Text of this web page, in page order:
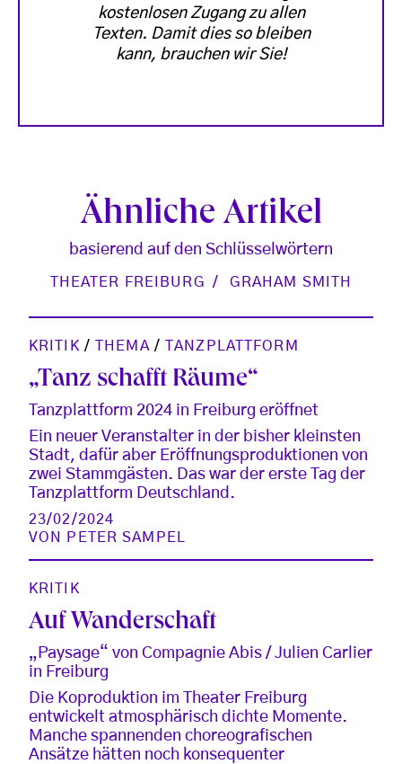
kostenlosen Zugang zu allen
Texten. Damit dies so bleiben
kann, brauchen wir Sie!
Ähnliche Artikel
basierend auf den Schlüsselwörtern
THEATER FREIBURG GRAHAM SMITH
KRITIK / THEMA / TANZPLATTFORM
„Tanz schafft Räume“
Tanzplattform 2024 in Freiburg eröffnet
Ein neuer Veranstalter in der bisher kleinsten
Stadt, dafür aber Eröffnungsproduktionen von
zwei Stammgästen. Das war der erste Tag der
Tanzplattform Deutschland.
23/02/2024
VON
PETER SAMPEL
KRITIK
Auf Wanderschaft
„Paysage“ von Compagnie Abis / Julien Carlier
in Freiburg
Die Koproduktion im Theater Freiburg
entwickelt atmosphärisch dichte Momente.
Manche spannenden choreografischen
Ansätze hätten noch konsequenter